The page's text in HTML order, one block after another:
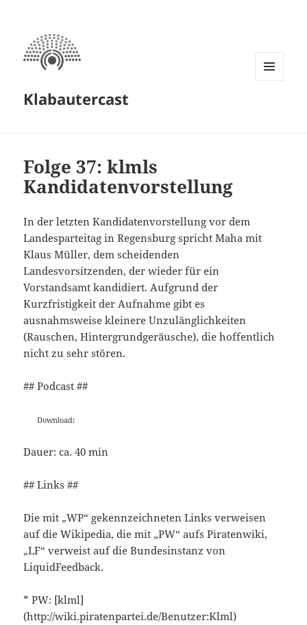
Klabautercast
Folge 37: klmls
Kandidatenvorstellung
In der letzten Kandidatenvorstellung vor dem
Landesparteitag in Regensburg spricht Maha mit
Klaus Müller, dem scheidenden
Landesvorsitzenden, der wieder für ein
Vorstandsamt kandidiert. Aufgrund der
Kurzfristigkeit der Aufnahme gibt es
ausnahmsweise kleinere Unzulänglichkeiten
(Rauschen, Hintergrundgeräusche), die hoffentlich
nicht zu sehr stören.
## Podcast ##
Download:
Dauer: ca. 40 min
## Links ##
Die mit „WP“ gekennzeichneten Links verweisen
auf die Wikipedia, die mit „PW“ aufs Piratenwiki,
„LF“ verweist auf die Bundesinstanz von
LiquidFeedback.
* PW: [klml]
(http://wiki.piratenpartei.de/Benutzer:Klml)